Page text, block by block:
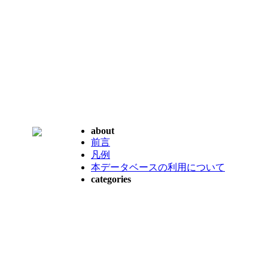
about
前言
凡例
本データベースの利用について
categories